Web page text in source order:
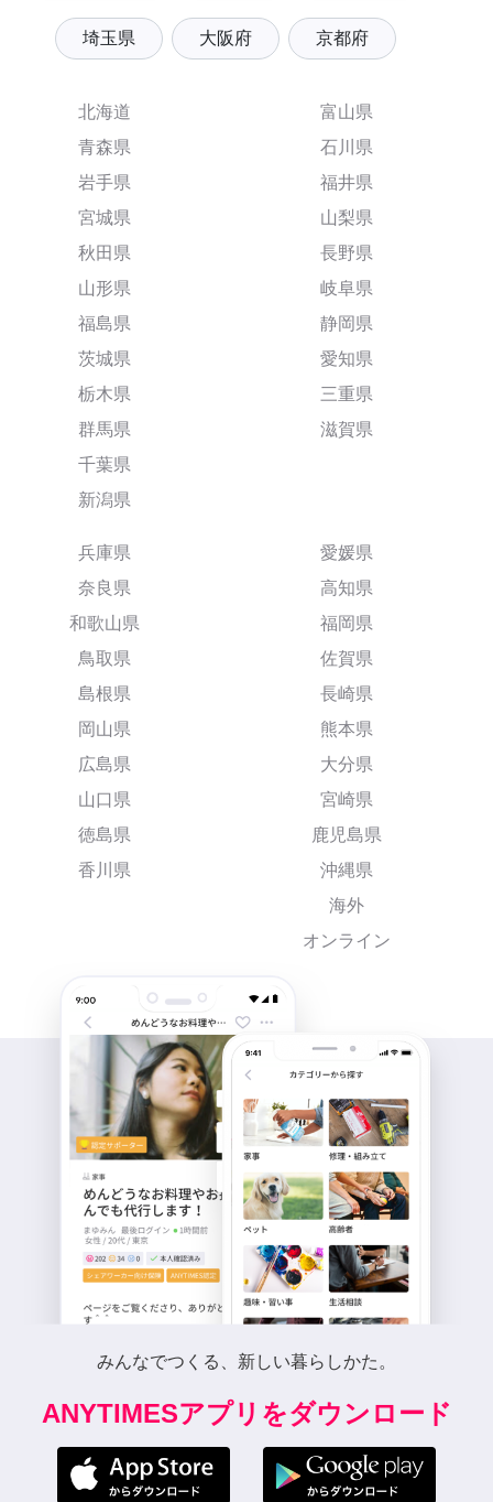
埼玉県 大阪府 京都府
北海道
青森県
岩手県
宮城県
秋田県
山形県
福島県
茨城県
栃木県
群馬県
千葉県
新潟県
富山県
石川県
福井県
山梨県
長野県
岐阜県
静岡県
愛知県
三重県
滋賀県
兵庫県
奈良県
和歌山県
鳥取県
島根県
岡山県
広島県
山口県
徳島県
香川県
愛媛県
高知県
福岡県
佐賀県
長崎県
熊本県
大分県
宮崎県
鹿児島県
沖縄県
海外
オンライン
みんなでつくる、新しい暮らしかた。
ANYTIMESアプリをダウンロード